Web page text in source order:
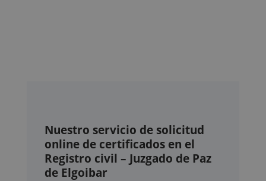
Nuestro servicio de solicitud
online de certificados en el
Registro civil – Juzgado de Paz
de Elgoibar